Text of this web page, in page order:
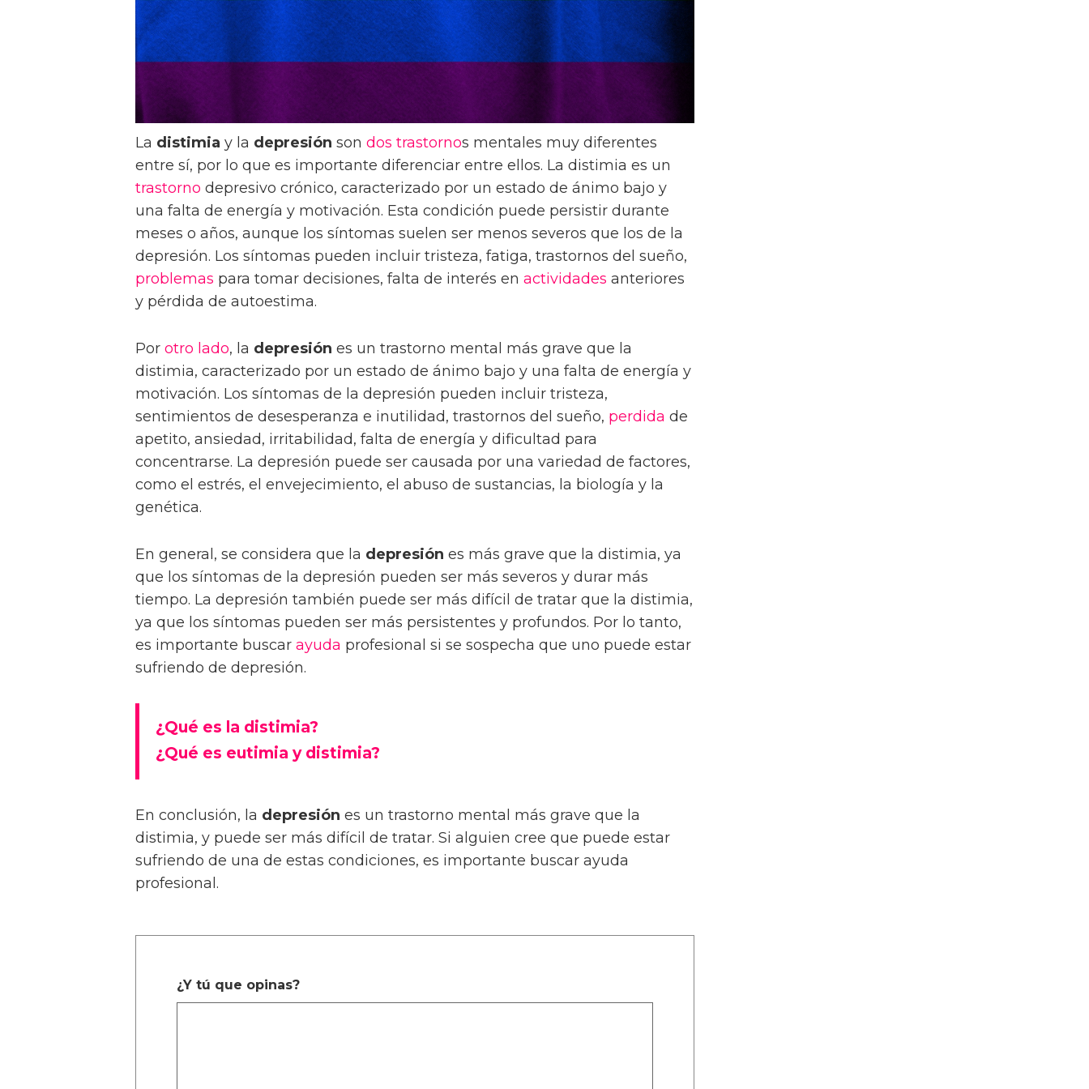
La distimia y la depresión son dos trastornos mentales muy diferentes
entre sí, por lo que es importante diferenciar entre ellos. La distimia es un
trastorno depresivo crónico, caracterizado por un estado de ánimo bajo y
una falta de energía y motivación. Esta condición puede persistir durante
meses o años, aunque los síntomas suelen ser menos severos que los de la
depresión. Los síntomas pueden incluir tristeza, fatiga, trastornos del sueño,
problemas para tomar decisiones, falta de interés en actividades anteriores
y pérdida de autoestima.
Por otro lado, la depresión es un trastorno mental más grave que la
distimia, caracterizado por un estado de ánimo bajo y una falta de energía y
motivación. Los síntomas de la depresión pueden incluir tristeza,
sentimientos de desesperanza e inutilidad, trastornos del sueño, perdida de
apetito, ansiedad, irritabilidad, falta de energía y dificultad para
concentrarse. La depresión puede ser causada por una variedad de factores,
como el estrés, el envejecimiento, el abuso de sustancias, la biología y la
genética.
En general, se considera que la depresión es más grave que la distimia, ya
que los síntomas de la depresión pueden ser más severos y durar más
tiempo. La depresión también puede ser más difícil de tratar que la distimia,
ya que los síntomas pueden ser más persistentes y profundos. Por lo tanto,
es importante buscar ayuda profesional si se sospecha que uno puede estar
sufriendo de depresión.
¿Qué es la distimia?
¿Qué es eutimia y distimia?
En conclusión, la depresión es un trastorno mental más grave que la
distimia, y puede ser más difícil de tratar. Si alguien cree que puede estar
sufriendo de una de estas condiciones, es importante buscar ayuda
profesional.
¿Y tú que opinas?